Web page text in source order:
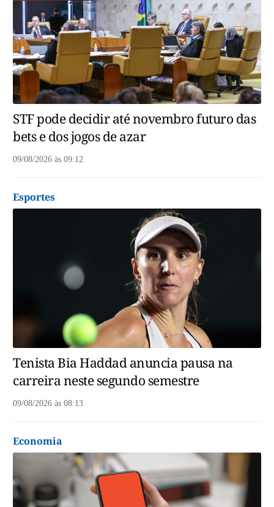
STF pode decidir até novembro futuro das
bets e dos jogos de azar
09/08/2026 às 09:12
Esportes
Tenista Bia Haddad anuncia pausa na
carreira neste segundo semestre
09/08/2026 às 08:13
Economia